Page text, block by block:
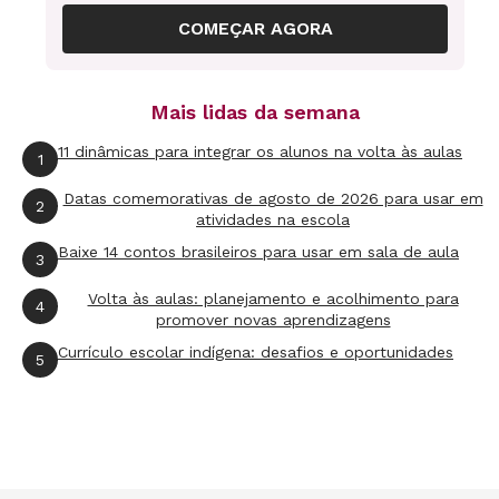
em classe exatamente do jeito como está nos
e preparadas para serem repassadas aos
estudantes. E é elementar entender quem são
esses estudantes. Por isso, enquanto se
aprendem quem são eles e o que sabem, podem
ocorrer desvios de rota", analisa.
Outros fatores, menos ligados ao nível de
conhecimento dos alunos, também podem
influenciar a rotina desenhada. A previsão
COMEÇAR AGORA
Mais lidas da semana
1 11 dinâmicas para integrar os alunos na volta às aulas
2
Datas comemorativas de agosto de 2026 para usar em
atividades na escola
3 Baixe 14 contos brasileiros para usar em sala de aula
4
Volta às aulas: planejamento e acolhimento para
promover novas aprendizagens
5 Currículo escolar indígena: desafios e oportunidades